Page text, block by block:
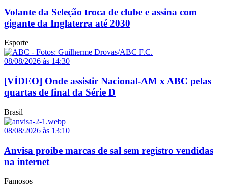
Volante da Seleção troca de clube e assina com
gigante da Inglaterra até 2030
Esporte
08/08/2026 às 14:30
[VÍDEO] Onde assistir Nacional-AM x ABC pelas
quartas de final da Série D
Brasil
08/08/2026 às 13:10
Anvisa proíbe marcas de sal sem registro vendidas
na internet
Famosos